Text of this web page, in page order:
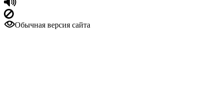
Обычная версия сайта